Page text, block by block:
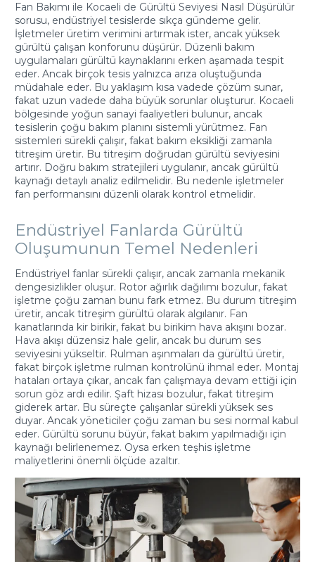
Fan Bakımı ile Kocaeli de Gürültü Seviyesi Nasıl Düşürülür
sorusu, endüstriyel tesislerde sıkça gündeme gelir.
İşletmeler üretim verimini artırmak ister, ancak yüksek
gürültü çalışan konforunu düşürür. Düzenli bakım
uygulamaları gürültü kaynaklarını erken aşamada tespit
eder. Ancak birçok tesis yalnızca arıza oluştuğunda
müdahale eder. Bu yaklaşım kısa vadede çözüm sunar,
fakat uzun vadede daha büyük sorunlar oluşturur. Kocaeli
bölgesinde yoğun sanayi faaliyetleri bulunur, ancak
tesislerin çoğu bakım planını sistemli yürütmez. Fan
sistemleri sürekli çalışır, fakat bakım eksikliği zamanla
titreşim üretir. Bu titreşim doğrudan gürültü seviyesini
artırır. Doğru bakım stratejileri uygulanır, ancak gürültü
kaynağı detaylı analiz edilmelidir. Bu nedenle işletmeler
fan performansını düzenli olarak kontrol etmelidir.
Endüstriyel Fanlarda Gürültü
Oluşumunun Temel Nedenleri
Endüstriyel fanlar sürekli çalışır, ancak zamanla mekanik
dengesizlikler oluşur. Rotor ağırlık dağılımı bozulur, fakat
işletme çoğu zaman bunu fark etmez. Bu durum titreşim
üretir, ancak titreşim gürültü olarak algılanır. Fan
kanatlarında kir birikir, fakat bu birikim hava akışını bozar.
Hava akışı düzensiz hale gelir, ancak bu durum ses
seviyesini yükseltir. Rulman aşınmaları da gürültü üretir,
fakat birçok işletme rulman kontrolünü ihmal eder. Montaj
hataları ortaya çıkar, ancak fan çalışmaya devam ettiği için
sorun göz ardı edilir. Şaft hizası bozulur, fakat titreşim
giderek artar. Bu süreçte çalışanlar sürekli yüksek ses
duyar. Ancak yöneticiler çoğu zaman bu sesi normal kabul
eder. Gürültü sorunu büyür, fakat bakım yapılmadığı için
kaynağı belirlenemez. Oysa erken teşhis işletme
maliyetlerini önemli ölçüde azaltır.